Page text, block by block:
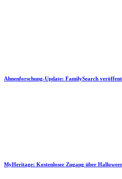
Ahnenforschung-Update: FamilySearch
MyHeritage: Kostenloser Zugang über